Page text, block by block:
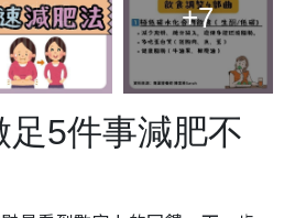
+7
足5件事減肥不